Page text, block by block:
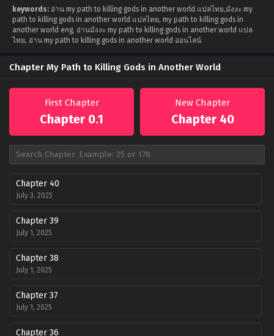
keywords: อ่าน my path to killing gods in another world แปลไทย,มังงะ my
path to killing gods in another world แปลไทย, my path to killing gods in
another world eng, อ่านมังงะ my path to killing gods in another world แปล
ไทย, อ่าน my path to killing gods in another world ออนไลน์
Chapter My Path to Killing Gods in Another World
First Chapter
Chapter 0.1
New Chapter
Chapter 40
Chapter 40
July 3, 2025
Chapter 39
July 1, 2025
Chapter 38
July 1, 2025
Chapter 37
July 1, 2025
Chapter 36